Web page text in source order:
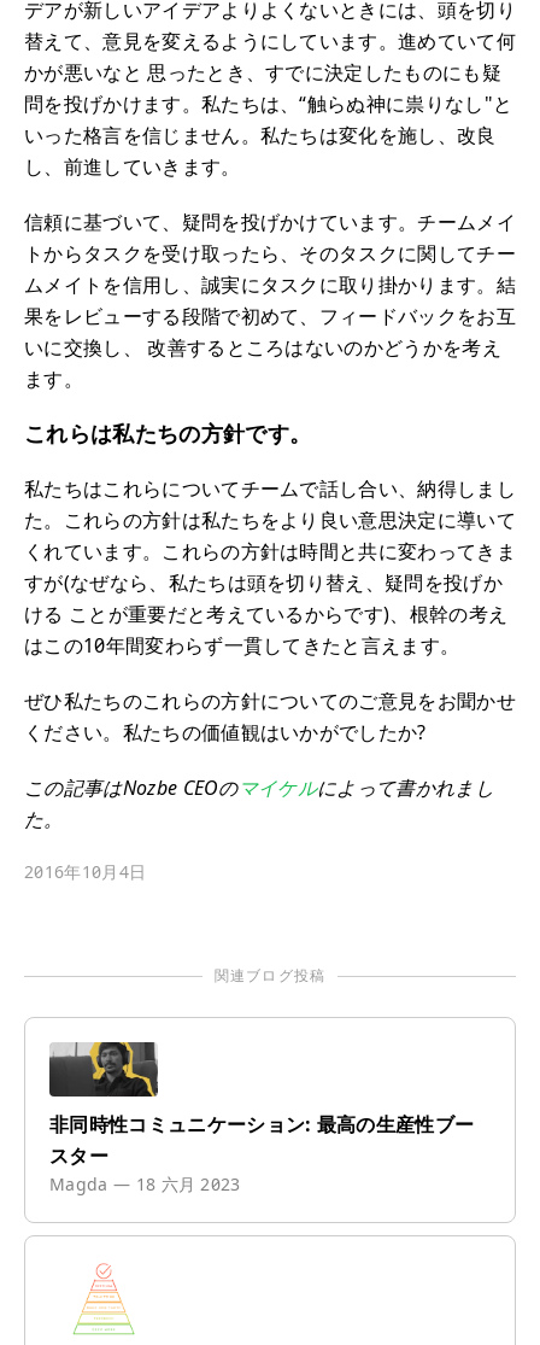
デアが新しいアイデアよりよくないときには、頭を切り
替えて、意見を変えるようにしています。進めていて何
かが悪いなと 思ったとき、すでに決定したものにも疑
問を投げかけます。私たちは、“触らぬ神に祟りなし"と
いった格言を信じません。私たちは変化を施し、改良
し、前進していきます。
信頼に基づいて、疑問を投げかけています。チームメイ
トからタスクを受け取ったら、そのタスクに関してチー
ムメイトを信用し、誠実にタスクに取り掛かります。結
果をレビューする段階で初めて、フィードバックをお互
いに交換し、 改善するところはないのかどうかを考え
ます。
これらは私たちの方針です。
私たちはこれらについてチームで話し合い、納得しまし
た。これらの方針は私たちをより良い意思決定に導いて
くれています。これらの方針は時間と共に変わってきま
すが(なぜなら、私たちは頭を切り替え、疑問を投げか
ける ことが重要だと考えているからです)、根幹の考え
はこの10年間変わらず一貫してきたと言えます。
ぜひ私たちのこれらの方針についてのご意見をお聞かせ
ください。私たちの価値観はいかがでしたか?
この記事はNozbe CEOのマイケルによって書かれまし
た。
2016年10月4日
関連ブログ投稿
非同時性コミュニケーション: 最高の生産性ブー
スター
Magda — 18 六月 2023